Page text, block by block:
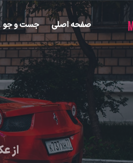
صفحه اصلی جست و جو
از